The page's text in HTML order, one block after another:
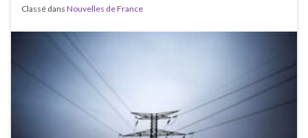
Classé dans Nouvelles de France